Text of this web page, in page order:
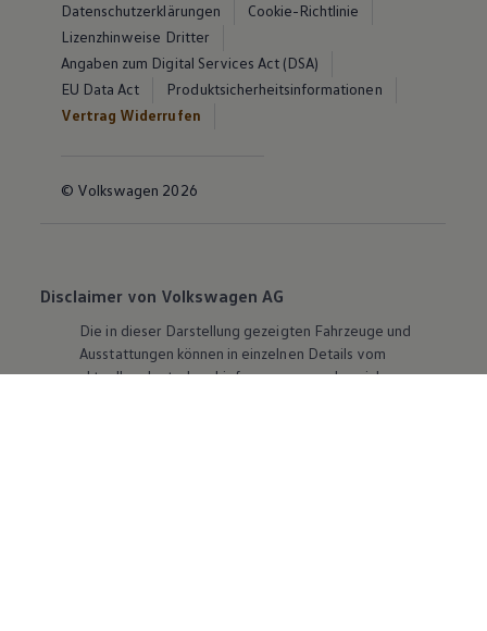
Datenschutzerklärungen
Cookie-Richtlinie
Lizenzhinweise Dritter
Angaben zum Digital Services Act (DSA)
EU Data Act
Produktsicherheitsinformationen
Vertrag Widerrufen
© Volkswagen 2026
Disclaimer von Volkswagen AG
Die in dieser Darstellung gezeigten Fahrzeuge und
Ausstattungen können in einzelnen Details vom
aktuellen deutschen Lieferprogramm abweichen.